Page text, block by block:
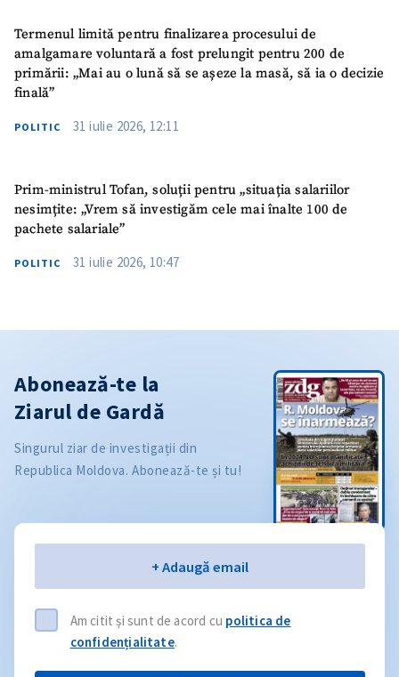
Termenul limită pentru finalizarea procesului de
amalgamare voluntară a fost prelungit pentru 200 de
primării: „Mai au o lună să se așeze la masă, să ia o decizie
finală”
POLITIC 31 iulie 2026, 12:11
Prim-ministrul Tofan, soluții pentru „situația salariilor
nesimțite: „Vrem să investigăm cele mai înalte 100 de
pachete salariale”
POLITIC 31 iulie 2026, 10:47
Abonează-te la
Ziarul de Gardă
Singurul ziar de investigații din
Republica Moldova. Abonează-te și tu!
+ Adaugă email
Am citit și sunt de acord cu politica de
confidențialitate.